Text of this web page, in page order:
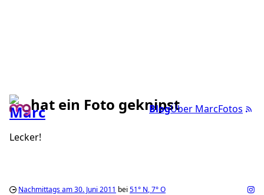
BlogÜber MarcFotos
hat ein Foto geknipst
Lecker!
Nachmittags am 30. Juni 2011 bei 51° N,7°O